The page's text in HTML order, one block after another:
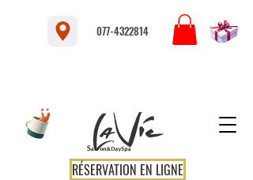
077-4322814
RÉSERVATION EN LIGNE